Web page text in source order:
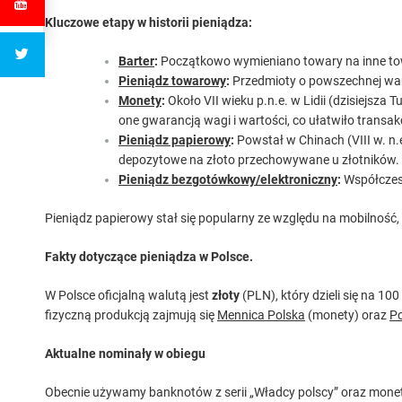
Kluczowe etapy w historii pieniądza:
Barter: Początkowo wymieniano towary na inne
Pieniądz towarowy: Przedmioty o powszechnej
Monety: Około VII wieku p.n.e. w Lidii (dzisiejsza
one gwarancją wagi i wartości, co ułatwiło
Pieniądz papierowy: Powstał w Chinach (VIII w.
depozytowe na złoto przechowywane u złotników.
Pieniądz bezgotówkowy/elektroniczny:
Pieniądz papierowy stał się popularny ze względu na
Fakty dotyczące pieniądza w Polsce.
W Polsce oficjalną walutą jest złoty (PLN), który dzieli się na
fizyczną produkcją zajmują się Mennica Polska (monety) oraz
Aktualne nominały w obiegu
Obecnie używamy banknotów z serii „Władcy polscy” oraz